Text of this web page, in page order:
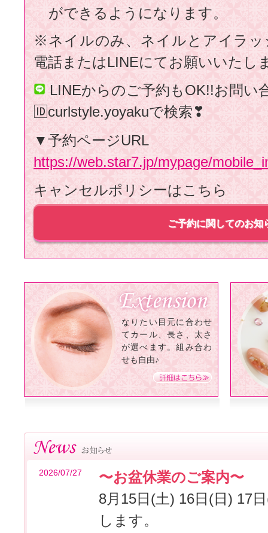
ができるようになります。
※ネイルのみ、ネイルとアイラッ
電話またはLINEにてお願いいたし
LINEからのご予約もOK!!お問い
🆔curlstyle.yoyakuで検索❣
▼予約ページURL
https://web.star7.jp/mypage/
キャンセルポリシーはこちら
ご予約に関してのお知
なりたい目元に合わせ
てカール、長さ、太さ
が選べます。組み合わ
せも自由♪
2026/07/27
〜お盆休業のご案内〜
8月15日(土) 16日(日) 17
します。